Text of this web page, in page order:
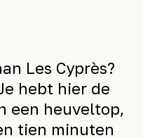
Les Cyprès?
hebt hier de
een heuveltop,
tien minuten